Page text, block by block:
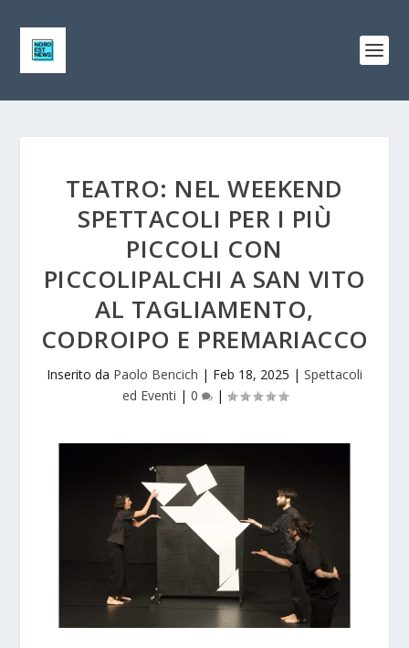
TEATRO: NEL WEEKEND
SPETTACOLI PER I PIÙ
PICCOLI CON
PICCOLIPALCHI A SAN VITO
AL TAGLIAMENTO,
CODROIPO E PREMARIACCO
Inserito da Paolo Bencich | Feb 18, 2025 | Spettacoli
ed Eventi | 0 |